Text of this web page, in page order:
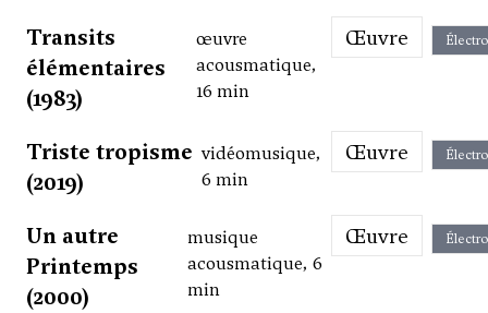
Transits
élémentaires
(1983)
œuvre
acousmatique,
16 min
Œuvre
Triste tropisme
(2019)
vidéomusique,
6 min
Œuvre
Un autre
Printemps
(2000)
musique
acousmatique, 6
min
Œuvre